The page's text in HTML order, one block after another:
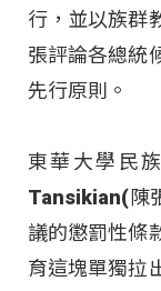
行，並以族群
張評論各總統
先行原則。
東華大學民
Tansikian(陳
議的懲罰性條
育這塊單獨拉